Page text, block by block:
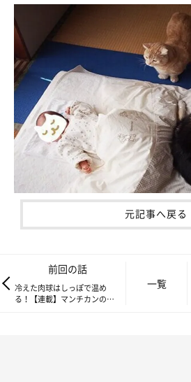
元記事へ戻る
前回の話
冷えた肉球はしっぽで温め
る！【連載】マンチカンのぷ
一覧